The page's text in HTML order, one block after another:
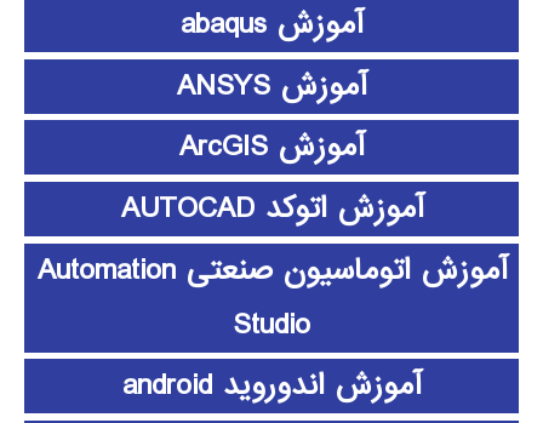
آموزش abaqus
آموزش ANSYS
آموزش ArcGIS
آموزش اتوکد AUTOCAD
آموزش اتوماسیون صنعتی Automation
Studio
آموزش اندوروید android